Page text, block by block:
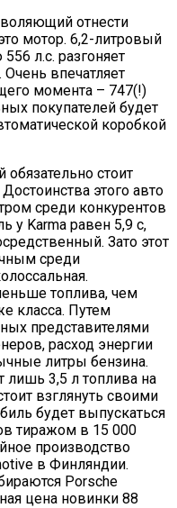
отнести
мотор. 6,2-литровый
л.с. разгоняет
впечатляет
момента – 747(!)
покупателей будет
коробкой
стоит
этого авто
среди конкурентов
у Karma равен 5,9 с,
Зато этот
среди
топлива, чем
класса. Путем
представителями
расход энергии
литры бензина.
лишь 3,5 л топлива на
взглянуть своими
будет выпускаться
тиражом в 15 000
производство
в Финляндии.
Porsche
цена новинки 88